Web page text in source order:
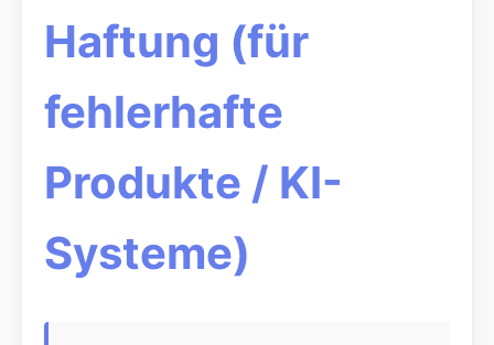
Haftung (für
fehlerhafte
Produkte / KI-
Systeme)